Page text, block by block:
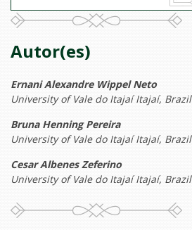
Autor(es)
Ernani Alexandre Wippel Neto
University of Vale do Itajaí Itajaí, Brazil
Bruna Henning Pereira
University of Vale do Itajaí Itajaí, Brazil
Cesar Albenes Zeferino
University of Vale do Itajaí Itajaí, Brazil